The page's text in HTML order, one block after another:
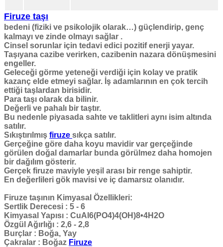
Firuze taşı
bedeni (fiziki ve psikolojik olarak…) güçlendirip, genç
kalmayı ve zinde olmayı sağlar .
Cinsel sorunlar için tedavi edici pozitif enerji yayar.
Taşıyana cazibe verirken, cazibenin nazara dönüşmesini
engeller.
Geleceği görme yeteneği verdiği için kolay ve pratik
kazanç elde etmeyi sağlar. İş adamlarının en çok tercih
ettiği taşlardan birisidir.
Para taşı olarak da bilinir.
Değerli ve pahalı bir taştır.
Bu nedenle piyasada sahte ve taklitleri aynı isim altında
satılır.
Sıkıştırılmış firuze sıkça satılır.
Gerçeğine göre daha koyu mavidir var gerçeğinde
görülen doğal damarlar bunda görülmez daha homojen
bir dağılım gösterir.
Gerçek firuze maviyle yeşil arası bir renge sahiptir.
En değerlileri gök mavisi ve iç damarsız olanıdır.
Firuze taşının Kimyasal Özellikleri:
Sertlik Derecesi : 5 - 6
Kimyasal Yapısı : CuAl6(PO4)4(OH)8•4H2O
Özgül Ağırlığı : 2,6 - 2,8
Burçlar : Boğa, Yay
Çakralar : Boğaz Firuze